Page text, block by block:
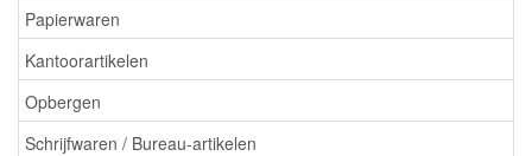
Papierwaren
Kantoorartikelen
Opbergen
Schrijfwaren / Bureau-artikelen